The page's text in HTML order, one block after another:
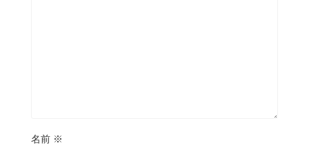
名前 ※